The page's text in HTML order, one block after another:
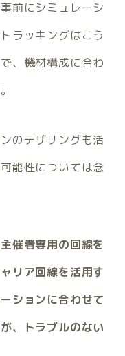
前にシミュレーシ
ラッキングはこう
、機材構成に合わ
のテザリングも活
能性については念
催者専用の回線を
リア回線を活用す
ションに合わせて
、トラブルのない